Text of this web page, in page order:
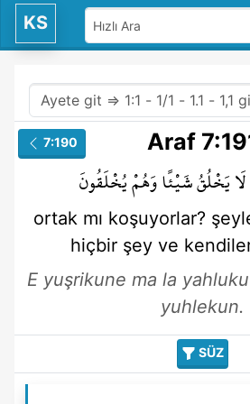
KS
7:190 Araf
لَايَخْلُقُشَيْئًاوَهُمْيُخْلَقُونَ
ortak mı koşuyorlar?
hiçbir şey ve
E yuşrikune ma la
yuhlekun.
SÜZ